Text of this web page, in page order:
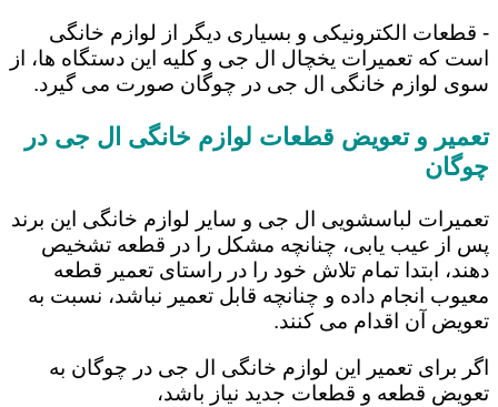
- قطعات الکترونیکی و بسیاری دیگر از لوازم خانگی
است که تعمیرات یخچال ال جی و کلیه این دستگاه ها، از
سوی لوازم خانگی ال جی در چوگان صورت می گیرد.
تعمیر و تعویض قطعات لوازم خانگی ال جی در
چوگان
تعمیرات لباسشویی ال جی و سایر لوازم خانگی این برند
پس از عیب یابی، چنانچه مشکل را در قطعه تشخیص
دهند، ابتدا تمام تلاش خود را در راستای تعمیر قطعه
معیوب انجام داده و چنانچه قابل تعمیر نباشد، نسبت به
تعویض آن اقدام می کنند.
اگر برای تعمیر این لوازم خانگی ال جی در چوگان به
تعویض قطعه و قطعات جدید نیاز باشد،